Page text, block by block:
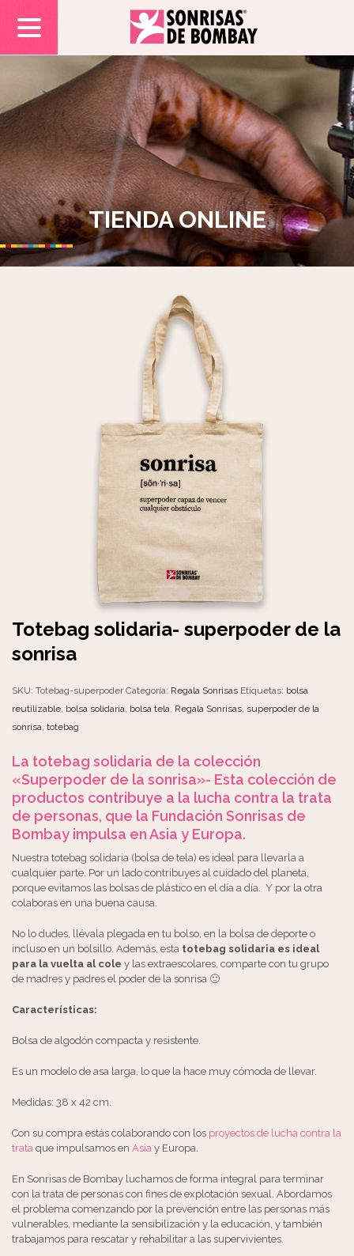
TIENDA ONLINE
Totebag solidaria- superpoder de la
sonrisa
SKU: Totebag-superpoder Categoría: Regala Sonrisas Etiquetas: bolsa
reutilizable, bolsa solidaria, bolsa tela, Regala Sonrisas, superpoder de la
sonrisa, totebag
La totebag solidaria de la colección
«Superpoder de la sonrisa»- Esta colección de
productos contribuye a la lucha contra la trata
de personas, que la Fundación Sonrisas de
Bombay impulsa en Asia y Europa.
Nuestra totebag solidaria (bolsa de tela) es ideal para llevarla a
cualquier parte. Por un lado contribuyes al cuidado del planeta,
porque evitamos las bolsas de plástico en el día a día. Y por la otra
colaboras en una buena causa.
No lo dudes, llévala plegada en tu bolso, en la bolsa de deporte o
incluso en un bolsillo. Además, esta totebag solidaria es ideal
para la vuelta al cole y las extraescolares, comparte con tu grupo
de madres y padres el poder de la sonrisa 🙂
Características:
Bolsa de algodón compacta y resistente.
Es un modelo de asa larga, lo que la hace muy cómoda de llevar.
Medidas: 38 x 42 cm.
Con su compra estás colaborando con los proyectos de lucha contra la
trata que impulsamos en Asia y Europa.
En Sonrisas de Bombay luchamos de forma integral para terminar
con la trata de personas con fines de explotación sexual. Abordamos
el problema comenzando por la prevención entre las personas más
vulnerables, mediante la sensibilización y la educación, y también
trabajamos para rescatar y rehabilitar a las supervivientes.